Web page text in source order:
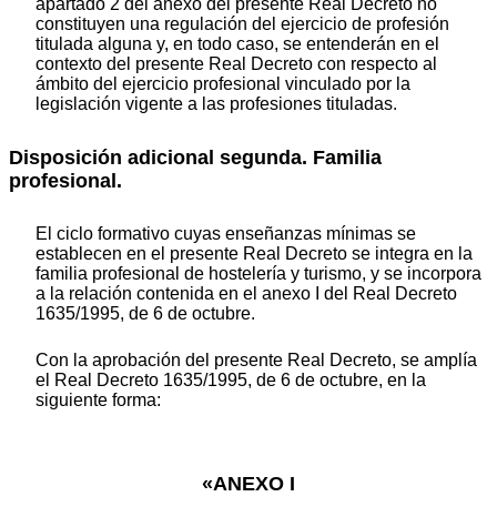
constituyen una regulación del ejercicio de profesión
titulada alguna y, en todo caso, se entenderán en el
contexto del presente Real Decreto con respecto al
ámbito del ejercicio profesional vinculado por la
legislación vigente a las profesiones tituladas.
Disposición adicional segunda. Familia
profesional.
El ciclo formativo cuyas enseñanzas mínimas se
establecen en el presente Real Decreto se integra en la
familia profesional de hostelería y turismo, y se incorpora
a la relación contenida en el anexo I del Real Decreto
1635/1995, de 6 de octubre.
Con la aprobación del presente Real Decreto, se amplía
el Real Decreto 1635/1995, de 6 de octubre, en la
siguiente forma:
«ANEXO I